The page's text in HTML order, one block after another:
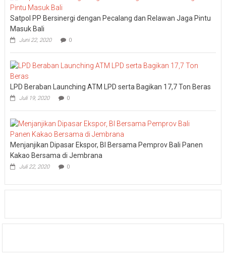
Satpol PP Bersinergi dengan Pecalang dan Relawan Jaga Pintu
Masuk Bali
Juni 22, 2020 0
LPD Beraban Launching ATM LPD serta Bagikan 17,7 Ton Beras
Juli 19, 2020 0
Menjanjikan Dipasar Ekspor, BI Bersama Pemprov Bali Panen
Kakao Bersama di Jembrana
Juli 22, 2020 0